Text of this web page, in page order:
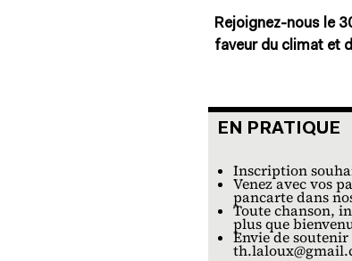
Rejoignez-nous le
faveur du climat et
EN PRATIQUE
Inscription
Venez avec vos
pancarte dans
Toute chanson,
plus que
Envie de